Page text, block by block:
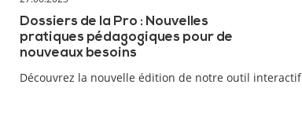
Dossiers de la Pro : Nouvelles
pratiques pédagogiques pour de
nouveaux besoins
Découvrez la nouvelle édition de notre outil interactif